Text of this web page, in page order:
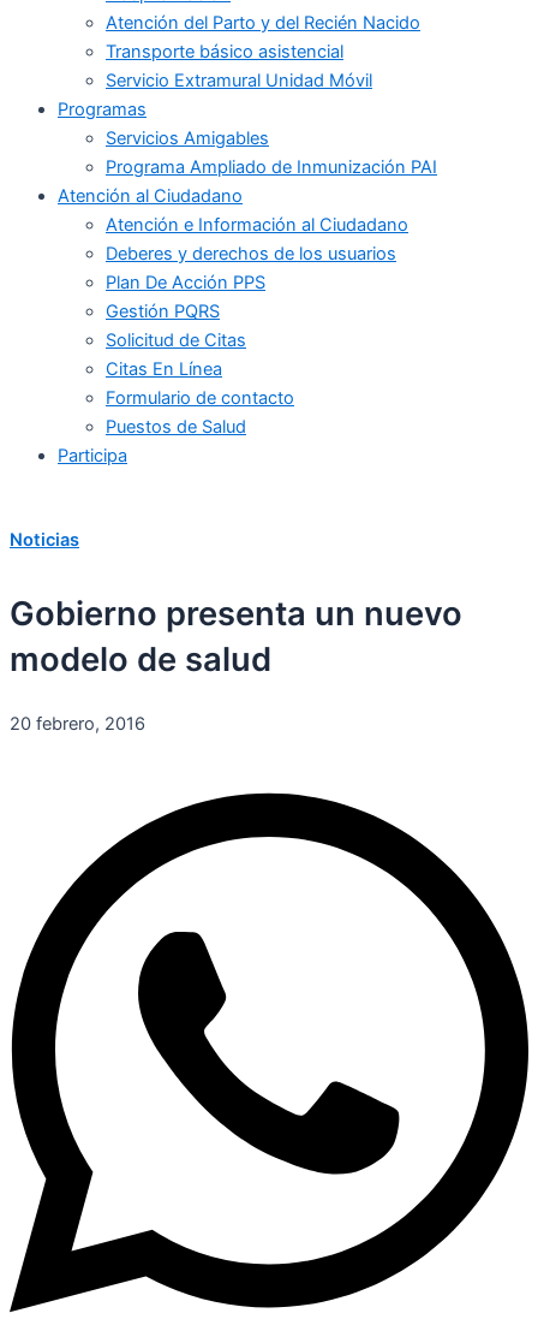
Atención del Parto y del Recién Nacido
Transporte básico asistencial
Servicio Extramural Unidad Móvil
Programas
Servicios Amigables
Programa Ampliado de Inmunización PAI
Atención al Ciudadano
Atención e Información al Ciudadano
Deberes y derechos de los usuarios
Plan De Acción PPS
Gestión PQRS
Solicitud de Citas
Citas En Línea
Formulario de contacto
Puestos de Salud
Participa
Noticias
Gobierno presenta un nuevo
modelo de salud
20 febrero, 2016